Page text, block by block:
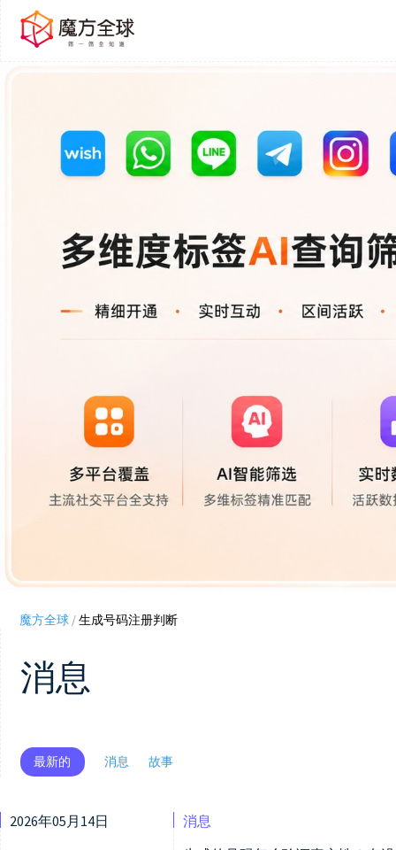
魔方全球/生成号码注册判断
消息
最新的 消息 故事
2026年05月14日
消息